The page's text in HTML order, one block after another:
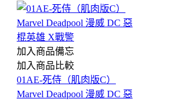
加入商品備忘
加入商品比較
01AE-死侍（肌肉版C）
Marvel Deadpool 漫威 DC 惡